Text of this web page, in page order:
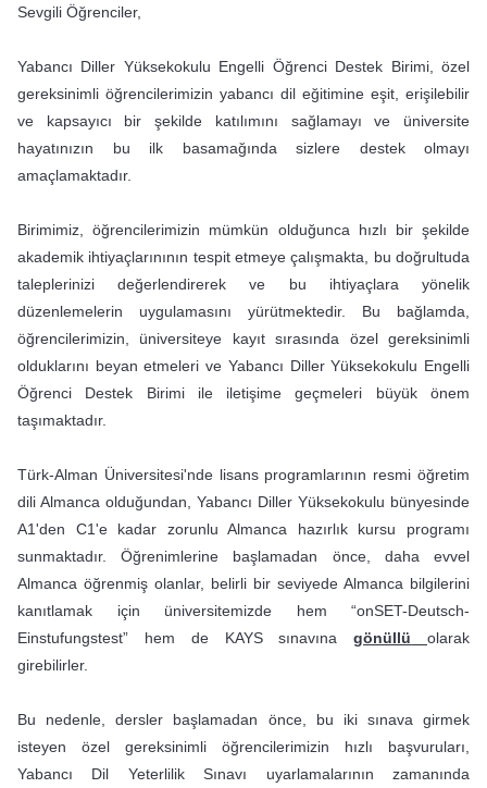
Sevgili Öğrenciler,
Yabancı Diller Yüksekokulu Engelli Öğrenci Destek Birimi, özel
gereksinimli öğrencilerimizin yabancı dil eğitimine eşit, erişilebilir
ve kapsayıcı bir şekilde katılımını sağlamayı ve üniversite
hayatınızın bu ilk basamağında sizlere destek olmayı
amaçlamaktadır.
Birimimiz, öğrencilerimizin mümkün olduğunca hızlı bir şekilde
akademik ihtiyaçlarınının tespit etmeye çalışmakta, bu doğrultuda
taleplerinizi değerlendirerek ve bu ihtiyaçlara yönelik
düzenlemelerin uygulamasını yürütmektedir. Bu bağlamda,
öğrencilerimizin, üniversiteye kayıt sırasında özel gereksinimli
olduklarını beyan etmeleri ve Yabancı Diller Yüksekokulu Engelli
Öğrenci Destek Birimi ile iletişime geçmeleri büyük önem
taşımaktadır.
Türk-Alman Üniversitesi'nde lisans programlarının resmi öğretim
dili Almanca olduğundan, Yabancı Diller Yüksekokulu bünyesinde
A1'den C1'e kadar zorunlu Almanca hazırlık kursu programı
sunmaktadır. Öğrenimlerine başlamadan önce, daha evvel
Almanca öğrenmiş olanlar, belirli bir seviyede Almanca bilgilerini
kanıtlamak için üniversitemizde hem “onSET-Deutsch-
Einstufungstest” hem de KAYS sınavınagönüllü
olarak
girebilirler.
Bu nedenle, dersler başlamadan önce, bu iki sınava girmek
isteyen özel gereksinimli öğrencilerimizin hızlı başvuruları,
Yabancı Dil Yeterlilik Sınavı uyarlamalarının zamanında